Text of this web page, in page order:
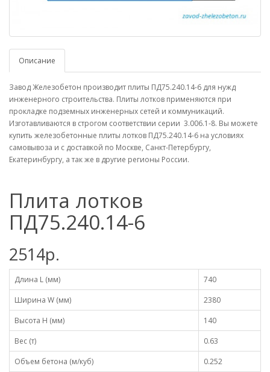
Описание
Завод Железобетон производит плиты ПД75.240.14-6 для нужд
инженерного строительства. Плиты лотков применяются при
прокладке подземных инженерных сетей и коммуникаций.
Изготавливаются в строгом соответствии серии 3.006.1-8. Вы можете
купить железобетонные плиты лотков ПД75.240.14-6 на условиях
самовывоза и с доставкой по Москве, Санкт-Петербургу,
Екатеринбургу, а так же в другие регионы России.
Плита лотков
ПД75.240.14-6
2514р.
Длина L (мм)
740
Ширина W (мм)
2380
Высота H (мм)
140
Вес (т)
0.63
Объем бетона (м/куб)
0.252